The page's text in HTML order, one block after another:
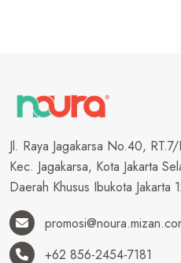
Jl. Raya Jagakarsa No.40,
Kec. Jagakarsa, Kota Jakarta
Daerah Khusus Ibukota Jakarta
+62 856-2454-7181